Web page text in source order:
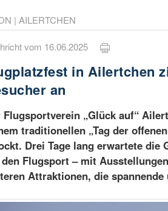
| AILERTCHEN
vom 16.06.2025
in Ailertchen
an
Flugsportverein „Glück auf“
traditionellen „Tag der
Drei Tage lang erwartete die
Flugsport – mit
Attraktionen, die